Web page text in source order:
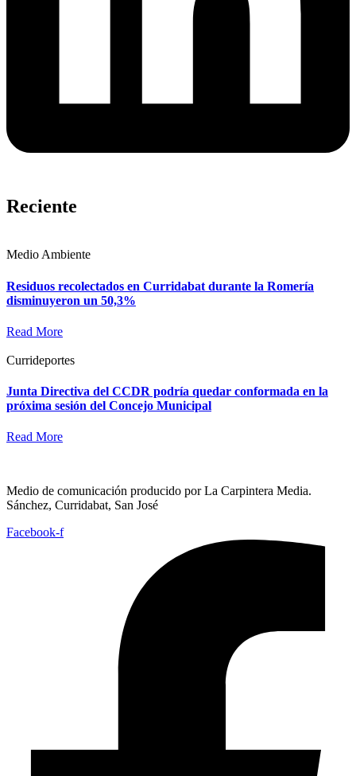
Reciente
Medio Ambiente
Residuos recolectados en Curridabat durante la Romería
disminuyeron un 50,3%
Read More
Currideportes
Junta Directiva del CCDR podría quedar conformada en la
próxima sesión del Concejo Municipal
Read More
Medio de comunicación producido por La Carpintera Media.
Sánchez, Curridabat, San José
Facebook-f